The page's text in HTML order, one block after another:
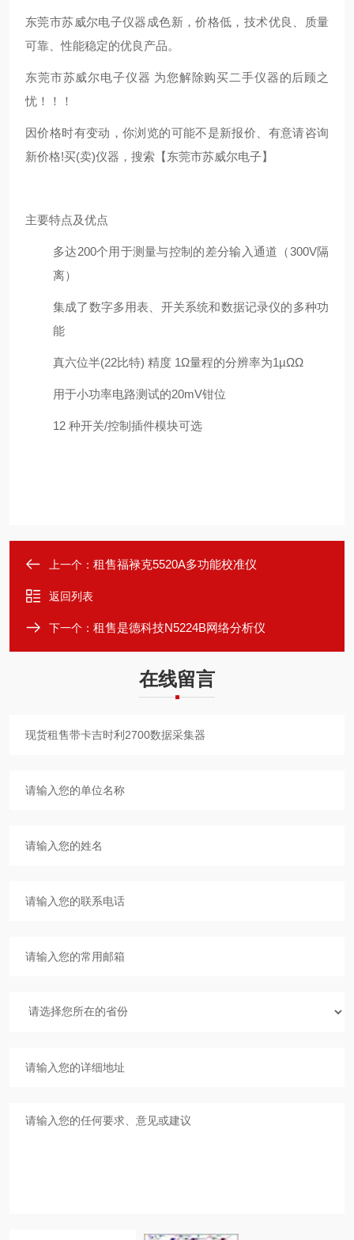
东莞市苏威尔电子仪器成色新，价格低，技术优良、质量
可靠、性能稳定的优良产品。
东莞市苏威尔电子仪器 为您解除购买二手仪器的后顾之
忧！！！
因价格时有变动，你浏览的可能不是新报价、有意请咨询
新价格!买(卖)仪器，搜索【东莞市苏威尔电子】
主要特点及优点
多达200个用于测量与控制的差分输入通道（300V隔
离）
集成了数字多用表、开关系统和数据记录仪的多种功
能
真六位半(22比特) 精度 1Ω量程的分辨率为1µΩΩ
用于小功率电路测试的20mV钳位
12 种开关/控制插件模块可选
上一个： 租售福禄克5520A多功能校准仪
返回列表
下一个： 租售是德科技N5224B网络分析仪
在线留言